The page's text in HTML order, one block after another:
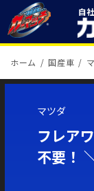
自
ホーム 国産車
マツダ
フレア
不要！